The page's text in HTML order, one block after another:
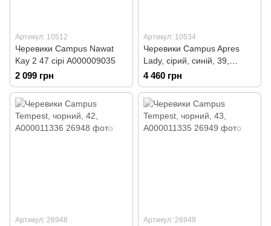
Артикул: 10512
Черевики Campus Nawat
Kay 2 47 сірі А000009035
2 099 грн
Артикул: 10534
Черевики Campus Apres
Lady, сірий, синій, 39,
А000009023
4 460 грн
Артикул: 26948 Артикул: 26949